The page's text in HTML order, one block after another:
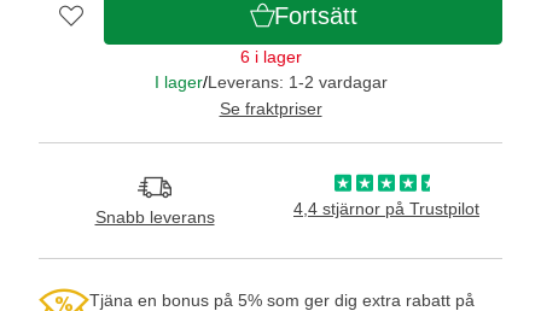
Fortsätt
6 i lager
I lager/Leverans: 1-2 vardagar
Se fraktpriser
Snabb leverans 4,4 stjärnor på Trustpilot
Tjäna en bonus på 5% som ger dig extra rabatt på